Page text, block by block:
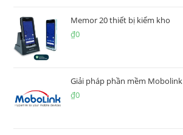
Memor 20 thiết bị kiểm kho
₫0
Giải pháp phần mềm Mobolink
₫0